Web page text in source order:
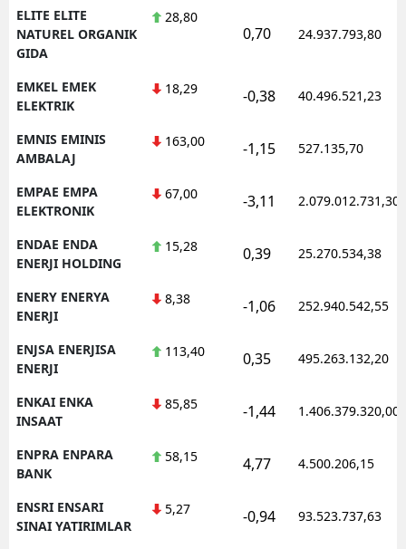
ELITE ELITE
NATUREL ORGANIK
GIDA
28,80
0,70 24.937.793,80
EMKEL EMEK
ELEKTRIK
18,29 -0,38 40.496.521,23
EMNIS EMINIS
AMBALAJ
163,00 -1,15 527.135,70
EMPAE EMPA
ELEKTRONIK
67,00 -3,11 2.079.012.731,30
ENDAE ENDA
ENERJI HOLDING
15,28 0,39 25.270.534,38
ENERY ENERYA
ENERJI
8,38 -1,06 252.940.542,55
ENJSA ENERJISA
ENERJI
113,40 0,35 495.263.132,20
ENKAI ENKA
INSAAT
85,85 -1,44 1.406.379.320,00
ENPRA ENPARA
BANK
58,15 4,77 4.500.206,15
ENSRI ENSARI
SINAI YATIRIMLAR
5,27 -0,94 93.523.737,63